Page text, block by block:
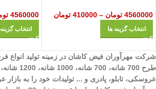
4560000 تومان –
410000 تومان
انتخاب گزینه ها
4560000
انتخاب
شرکت مهرآوران فیض کاشان در زمینه تولید انواع
طرح 700
عروسکی، تابلو، پادری و ... تولیدات خود را به